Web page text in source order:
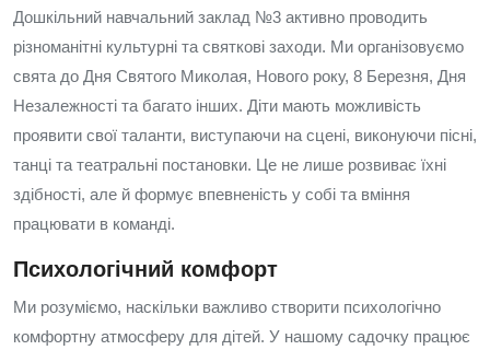
Дошкільний навчальний заклад №3 активно проводить
різноманітні культурні та святкові заходи. Ми організовуємо
свята до Дня Святого Миколая, Нового року, 8 Березня, Дня
Незалежності та багато інших. Діти мають можливість
проявити свої таланти, виступаючи на сцені, виконуючи пісні,
танці та театральні постановки. Це не лише розвиває їхні
здібності, але й формує впевненість у собі та вміння
працювати в команді.
Психологічний комфорт
Ми розуміємо, наскільки важливо створити психологічно
комфортну атмосферу для дітей. У нашому садочку працює